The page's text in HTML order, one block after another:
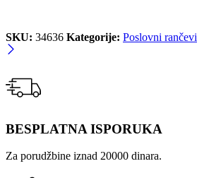
SKU: 34636 Kategorije: Poslovni rančevi
BESPLATNA ISPORUKA
Za porudžbine iznad 20000 dinara.